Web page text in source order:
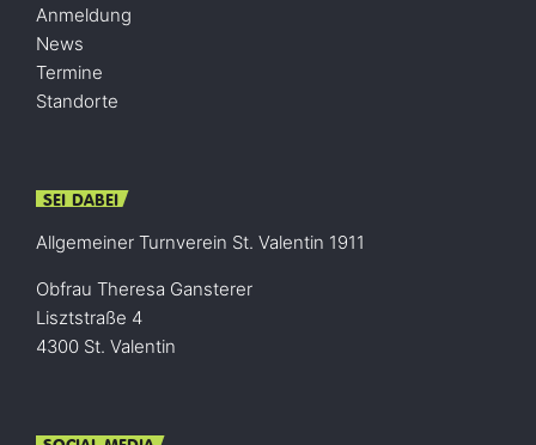
Anmeldung
News
Termine
Standorte
SEI DABEI
Allgemeiner Turnverein St. Valentin 1911
Obfrau Theresa Gansterer
Lisztstraße 4
4300 St. Valentin